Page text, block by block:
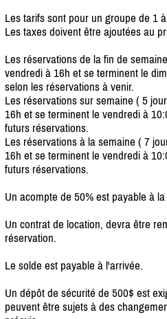
Les tarifs sont pour un groupe de 1
Les taxes doivent être ajoutées au
Les réservations de la fin de
vendredi à 16h et se terminent le
selon les réservations à venir.
Les réservations sur semaine ( 5
16h et se terminent le vendredi à
futurs réservations.
Les réservations à la semaine ( 7
16h et se terminent le vendredi à
futurs réservations.
Un acompte de 50% est payable à
Un contrat de location, devra être
réservation.
Le solde est payable à l'arrivée.
Un dépôt de sécurité de 500$ est
peuvent être sujets à des